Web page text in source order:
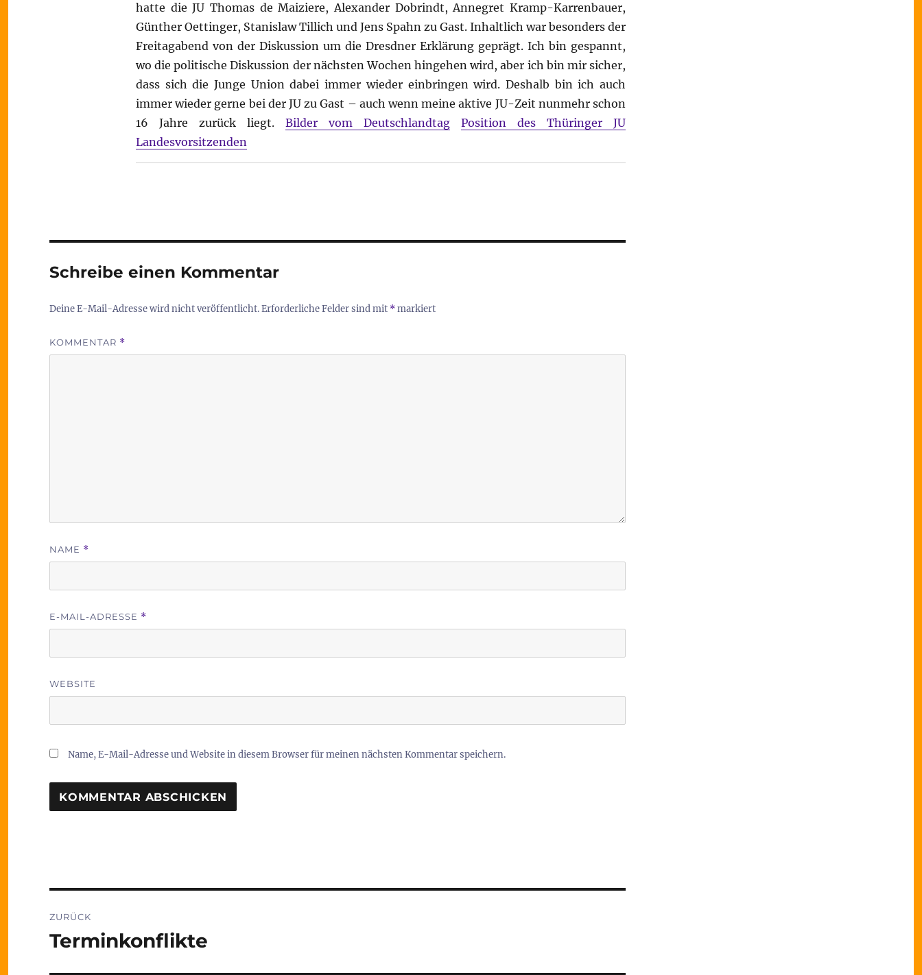
hatte die JU Thomas de Maiziere, Alexander Dobrindt, Annegret Kramp-Karrenbauer,
Günther Oettinger, Stanislaw Tillich und Jens Spahn zu Gast. Inhaltlich war besonders der
Freitagabend von der Diskussion um die Dresdner Erklärung geprägt. Ich bin gespannt,
wo die politische Diskussion der nächsten Wochen hingehen wird, aber ich bin mir sicher,
dass sich die Junge Union dabei immer wieder einbringen wird. Deshalb bin ich auch
immer wieder gerne bei der JU zu Gast – auch wenn meine aktive JU-Zeit nunmehr schon
16 Jahre zurück liegt. Bilder vom Deutschlandtag
Position des Thüringer JU
Landesvorsitzenden
Schreibe einen Kommentar
Deine E-Mail-Adresse wird nicht veröffentlicht.Erforderliche Felder sind mit *markiert
KOMMENTAR *
NAME *
E-MAIL-ADRESSE *
WEBSITE
Name, E-Mail-Adresse und Website in diesem Browser für meinen nächsten Kommentar speichern.
ZURÜCK
Vorheriger
Terminkonflikte